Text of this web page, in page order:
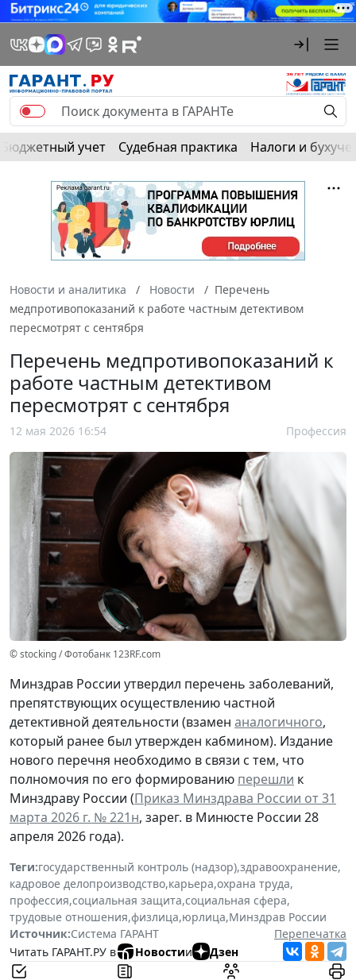
Бюджетный учет Судебная практика Налоги и
Новости и аналитика Новости
Перечень
медпротивопоказаний к работе частным детективом
пересмотрят с сентября
Перечень медпротивопоказаний к
работе частным детективом
пересмотрят с сентября
12 мая 2026 16:54 Профессия
© stocking / Фотобанк 123RF.com
Минздрав России утвердил перечень заболеваний,
препятствующих осуществлению частной
детективной деятельности (взамен аналогичного,
который ранее был утвержден кабмином). Издание
нового перечня необходимо в связи с тем, что
полномочия по его формированию перешли к
Минздраву России (Приказ Минздрава России от 31
марта 2026 г. № 221н, зарег. в Минюсте России 28
апреля 2026 года).
Теги:государственный контроль (надзор),здравоохранение,
кадровое делопроизводство,карьера,охрана труда,
профессия,социальная защита,социальная сфера,
трудовые отношения,физлица,юрлица,Минздрав России
Источник:Система ГАРАНТ
Перепечатка
Читать ГАРАНТ.РУ в
Новостии Дзен